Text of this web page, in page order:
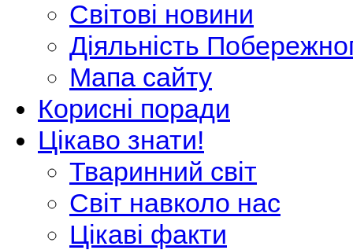
Світові новини
Діяльність
Мапа сайту
Корисні поради
Цікаво знати!
Тваринний світ
Світ навколо нас
Цікаві факти